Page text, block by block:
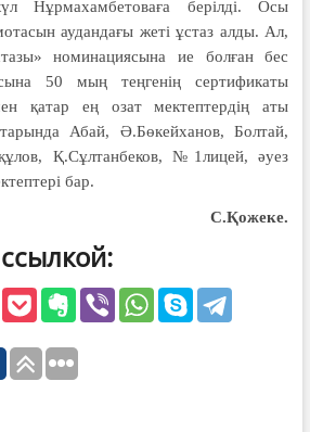
Нұрмахамбетоваға берілді. Осы
аудандағы жеті ұстаз алды. Ал,
номинациясына ие болған бес
50 мың теңгенің сертификаты
қатар ең озат мектептердің аты
Абай, Ә.Бөкейханов, Болтай,
Қ.Сұлтанбеков, №1лицей, әуез
бар.
С.Қожеке.